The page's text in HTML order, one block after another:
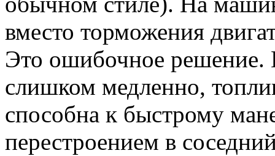
вместо торможения
Это ошибочное решение.
слишком медленно,
способна к быстрому
перестроением в